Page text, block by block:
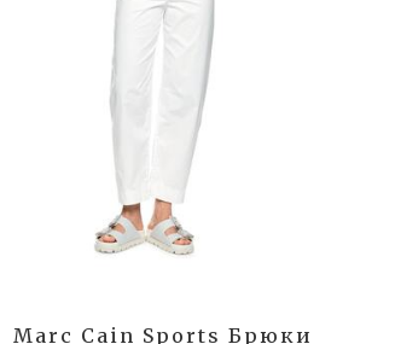
Marc Cain Sports Брюки